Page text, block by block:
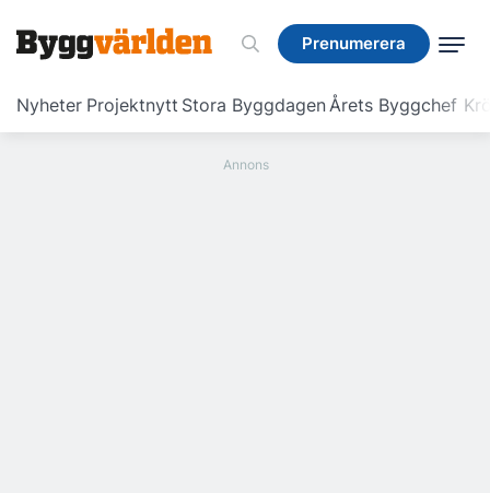
Prenumerera
Nyheter Projektnytt Stora ByggdagenÅrets Byggchef
Prenumerera